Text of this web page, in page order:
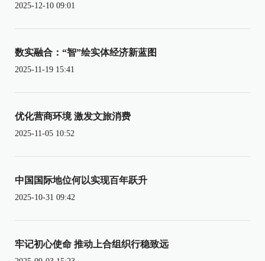
2025-12-10 09:01
数实融合：“智”绘实体经济新蓝图
2025-11-19 15:41
优化营商环境 激发文旅消费
2025-11-05 10:52
中国国际地位何以实现百年跃升
2025-10-31 09:42
牢记初心使命 推动上合组织行稳致远